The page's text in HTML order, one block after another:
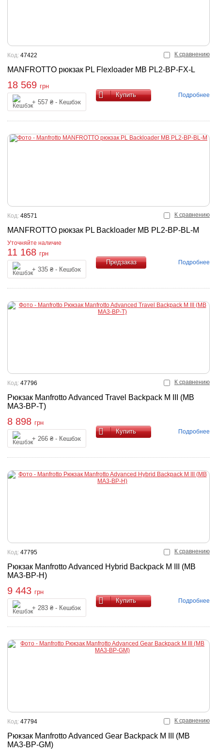
К сравнению
MANFROTTO рюкзак PL Flexloader MB PL2-BP-FX-L
Код: 47422
18 569 грн
+ 557 ₴ - Кешбэк
Купить Подробнее
К сравнению
MANFROTTO рюкзак PL Backloader MB PL2-BP-BL-M
Код: 48571
Уточняйте наличие
11 168 грн
+ 335 ₴ - Кешбэк
Подробнее
К сравнению
Рюкзак Manfrotto Advanced Travel Backpack M III (MB
MA3-BP-T)
Код: 47796
8 898 грн
+ 266 ₴ - Кешбэк
Купить Подробнее
К сравнению
Рюкзак Manfrotto Advanced Hybrid Backpack M III (MB
MA3-BP-H)
Код: 47795
9 443 грн
+ 283 ₴ - Кешбэк
Купить Подробнее
К сравнению
Рюкзак Manfrotto Advanced Gear Backpack M III (MB
MA3-BP-GM)
Код: 47794